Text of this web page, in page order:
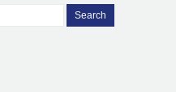
Search